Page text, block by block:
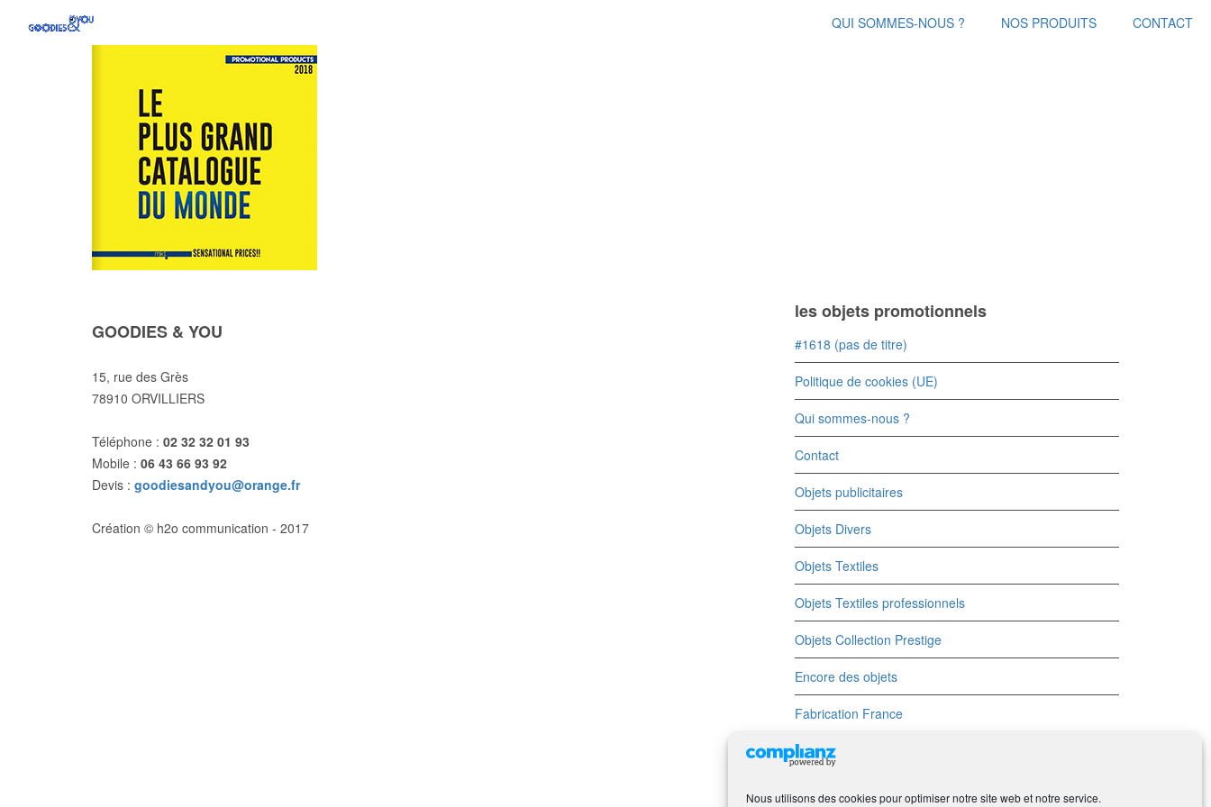
Nous utilisons des cookies pour optimiser notre site web et notre service.
QUI SOMMES-NOUS ? NOS PRODUITS CONTACT
GOODIES & YOU
15, rue des Grès
78910 ORVILLIERS
Téléphone : 02 32 32 01 93
Mobile : 06 43 66 93 92
Devis : goodiesandyou@orange.fr
Création © h2o communication - 2017
les objets promotionnels
#1618 (pas de titre)
Politique de cookies (UE)
Qui sommes-nous ?
Contact
Objets publicitaires
Objets Divers
Objets Textiles
Objets Textiles professionnels
Objets Collection Prestige
Encore des objets
Fabrication France